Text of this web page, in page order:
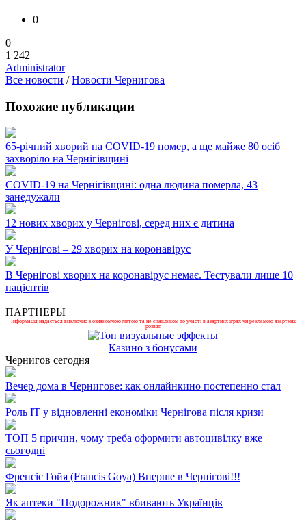
0
0
1 242
Administrator
Все новости /Новости Чернигова
Похожие публикации
65-річний хворий на COVID-19 помер, а ще майже 80 осіб
захворіло на Чернігівщині
COVID-19 на Чернігівщині: одна людина померла, 43
занедужали
12 нових хворих у Чернігові, серед них є дитина
У Чернігові – 29 хворих на коронавірус
В Чернігові хворих на коронавірус немає. Тестували лише 10
пацієнтів
ПАРТНЕРЫ
Інформація надається виключно з ознайомчою метою та не є закликом до участі в азартних іграх чи рекламою азартних
розваг.
Казино з бонусами
Чернигов сегодня
Вечер дома в Чернигове: как онлайнкино постепенно стал
Роль ІТ у відновленні економіки Чернігова після кризи
ТОП 5 причин, чому треба оформити автоцивілку вже
сьогодні
Френсіс Гойя (Francis Goya) Вперше в Чернігові!!!
Як аптеки "Подорожник" вбивають Українців